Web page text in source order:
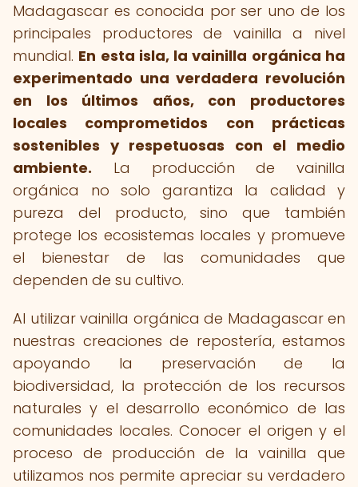
Madagascar es conocida por ser uno de los
principales productores de vainilla a nivel
mundial. En esta isla, la vainilla orgánica ha
experimentado una verdadera revolución
en los últimos años, con productores
locales comprometidos con prácticas
sostenibles y respetuosas con el medio
ambiente. La producción de vainilla
orgánica no solo garantiza la calidad y
pureza del producto, sino que también
protege los ecosistemas locales y promueve
el bienestar de las comunidades que
dependen de su cultivo.
Al utilizar vainilla orgánica de Madagascar en
nuestras creaciones de repostería, estamos
apoyando la preservación de la
biodiversidad, la protección de los recursos
naturales y el desarrollo económico de las
comunidades locales. Conocer el origen y el
proceso de producción de la vainilla que
utilizamos nos permite apreciar su verdadero